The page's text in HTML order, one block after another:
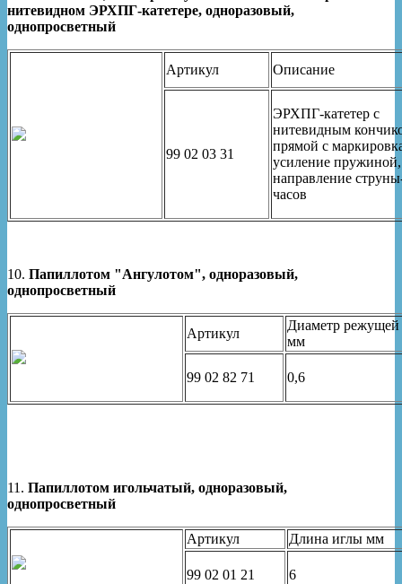
нитевидном ЭРХПГ-катетере, одноразовый,
однопросветный
Артикул Описание
99 02 03 31
ЭРХПГ-катетер с
нитевидным
прямой с
усиление пружиной,
направление
часов
10. Папиллотом "Ангулотом", одноразовый,
однопросветный
Артикул
Диаметр режущей
мм
99 02 82 71 0,6
11. Папиллотом игольчатый, одноразовый,
однопросветный
Артикул Длина иглы мм
99 02 01 21 6